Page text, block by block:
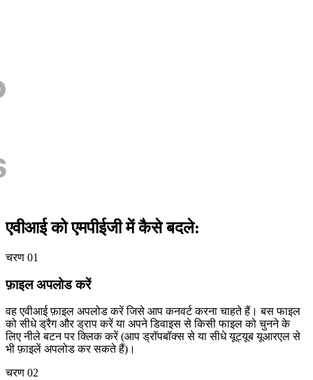
एवीआई को एमपीईजी में कैसे बदले:
चरण 01
फ़ाइल अपलोड करें
वह एवीआई फ़ाइल अपलोड करें जिसे आप कनवर्ट करना चाहते हैं। बस फाइल
को सीधे ड्रैग और ड्राप करें या अपने डिवाइस से किसी फाइल को चुनने के
लिए नीले बटन पर क्लिक करें (आप ड्रॉपबॉक्स से या सीधे यूट्यूब यूआरएल से
भी फ़ाइलें अपलोड कर सकते हैं)।
चरण 02